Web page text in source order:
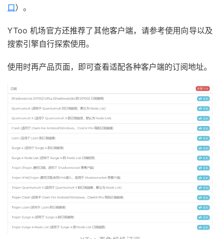
口）。
YToo 机场官方还推荐了其他客户端，请参考使用向导以及
搜索引擎自行探索使用。
使用时再产品页面，即可查看适配各种客户端的订阅地址。